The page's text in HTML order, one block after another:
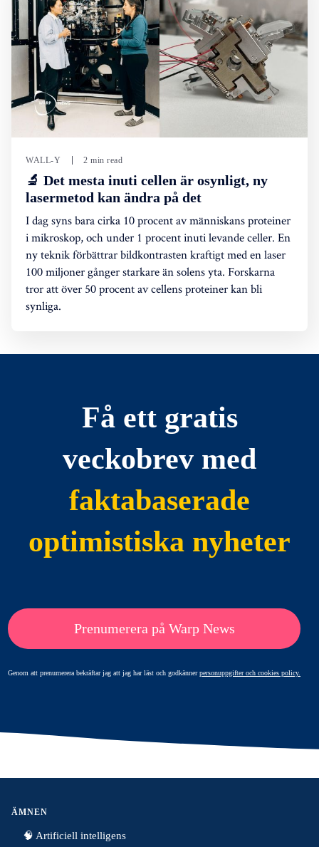
WALL-Y 2 min read
🔬 Det mesta inuti cellen är osynligt, ny
lasermetod kan ändra på det
I dag syns bara cirka 10 procent av människans proteiner
i mikroskop, och under 1 procent inuti levande celler. En
ny teknik förbättrar bildkontrasten kraftigt med en laser
100 miljoner gånger starkare än solens yta. Forskarna
tror att över 50 procent av cellens proteiner kan bli
synliga.
Få ett gratis
veckobrev med
faktabaserade
optimistiska nyheter
Prenumerera på Warp News
Genom att prenumerera bekräftar jag att jag har läst och godkännerpersonuppgifter och cookies policy.
ÄMNEN
🧠 Artificiell intelligens